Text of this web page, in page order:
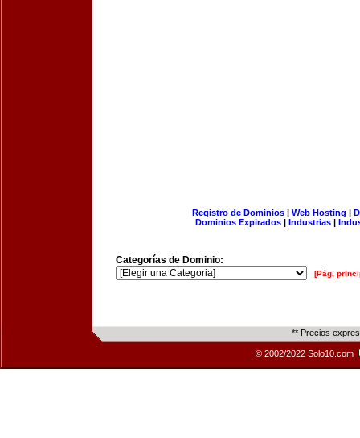
Registro de Dominios| Web Hosting |
Dominios Expirados | Industrias |
Categorías de Dominio:
[Pág.
** Precios
© 2002/2022 Solo10.com